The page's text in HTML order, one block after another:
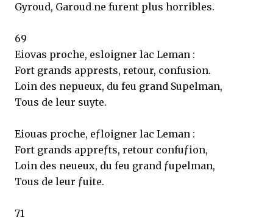
Gyroud, Garoud ne furent plus horribles.
69
Eiovas proche, esloigner lac Leman :
Fort grands apprests, retour, confusion.
Loin des nepueux, du feu grand Supelman,
Tous de leur suyte.
Eiouas proche, eƒloigner lac Leman :
Fort grands appreƒts, retour confuƒion,
Loin des neueux, du feu grand ƒupelman,
Tous de leur ƒuite.
71